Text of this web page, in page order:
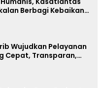
Berbagi Kebaikan
Wujudkan Pelayanan
Cepat, Transparan,